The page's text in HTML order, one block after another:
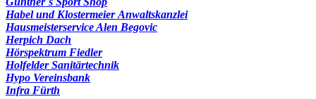
Habel und Klostermeier Anwaltskanzlei
Hausmeisterservice Alen Begovic
Herpich Dach
Hörspektrum Fiedler
Holfelder Sanitärtechnik
Hypo Vereinsbank
Infra Fürth